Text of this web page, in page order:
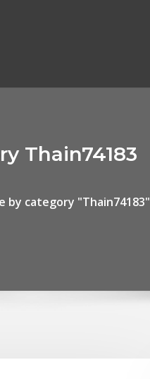
Thain74183
by category "Thain74183"